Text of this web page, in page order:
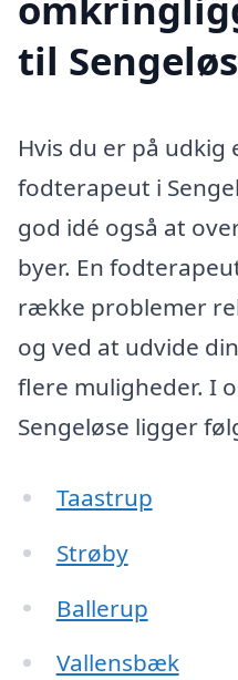
til
Hvis du er på
fodterapeut i
god idé også at
byer. En
række problemer
og ved at udvide
flere muligheder. I
Sengeløse ligger
Taastrup
Strøby
Ballerup
Vallensbæk